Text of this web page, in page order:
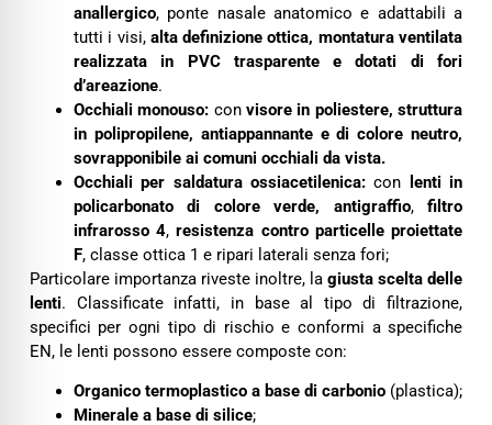
anallergico, ponte nasale anatomico e adattabili a
tutti i visi, alta definizione ottica, montatura ventilata
realizzata in PVC trasparente e dotati di fori
d’areazione.
Occhiali monouso: con visore in poliestere, struttura
in polipropilene, antiappannante e di colore neutro,
sovrapponibile ai comuni occhiali da vista.
Occhiali per saldatura ossiacetilenica:con
lenti in
policarbonato di colore verde, antigraffio,filtro
infrarosso 4,resistenza contro particelle proiettate
F, classe ottica 1 e ripari laterali senza fori;
Particolare importanza riveste inoltre, lagiusta scelta delle
lenti. Classificate infatti, in base al tipo di filtrazione,
specifici per ogni tipo di rischio e conformi a specifiche
EN, le lenti possono essere composte con:
Organico termoplastico a base di carbonio (plastica);
Minerale a base di silice;